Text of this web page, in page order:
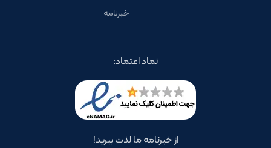
خبرنامه
نماد اعتماد:
از خبرنامه ما لذت ببرید!